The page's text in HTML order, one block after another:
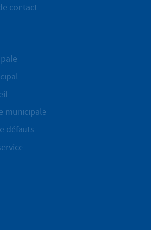
contact
municipale
défauts